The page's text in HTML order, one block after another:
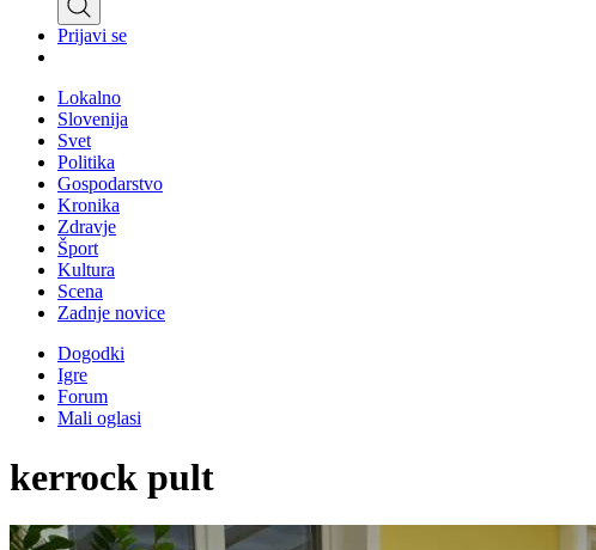
Prijavi se
Lokalno
Slovenija
Svet
Politika
Gospodarstvo
Kronika
Zdravje
Šport
Kultura
Scena
Zadnje novice
Dogodki
Igre
Forum
Mali oglasi
kerrock pult